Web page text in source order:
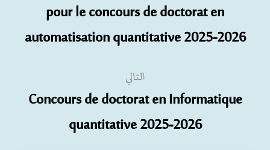
pour le concours de doctorat en
automatisation quantitative 2025-2026
التالي
Concours de doctorat en Informatique
quantitative 2025-2026